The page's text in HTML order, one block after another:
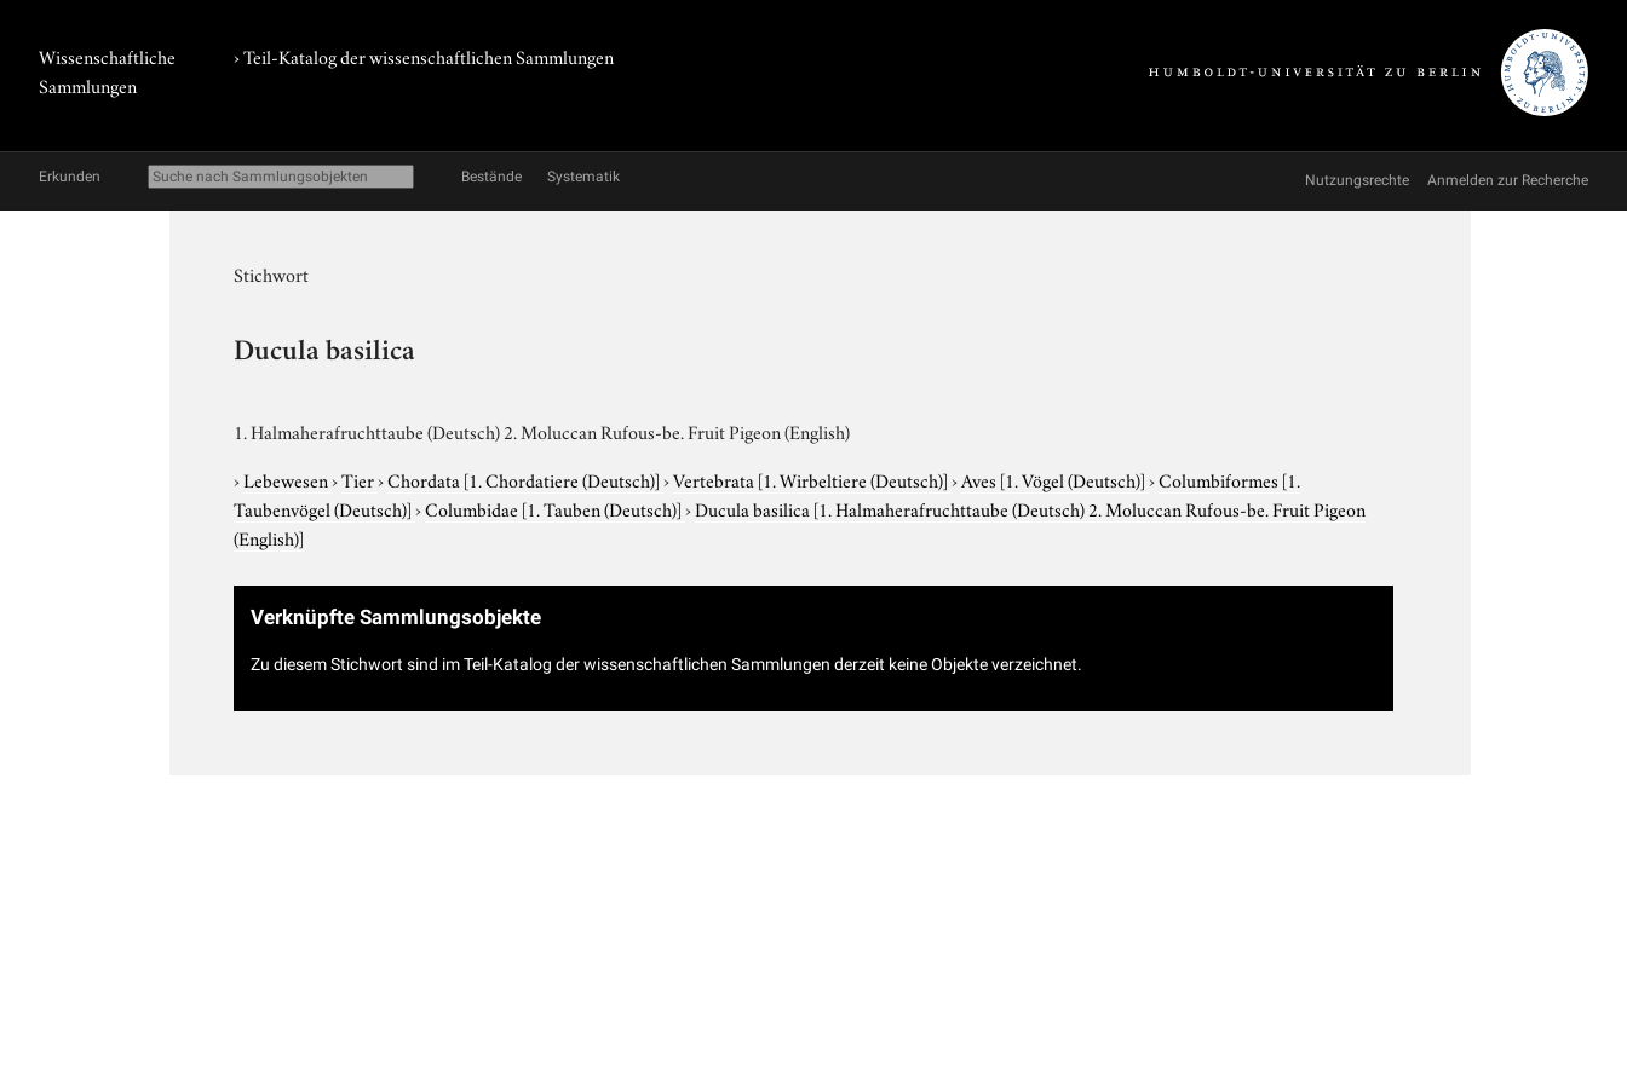
Wissenschaftliche
Sammlungen
› Teil-Katalog der wissenschaftlichen Sammlungen
Erkunden Bestände Systematik Nutzungsrechte Anmelden zur Recherche
Stichwort
Ducula basilica
1. Halmaherafruchttaube (Deutsch) 2. Moluccan Rufous-be. Fruit Pigeon (English)
›Lebewesen›Tier›Chordata [1. Chordatiere (Deutsch)]›Vertebrata [1. Wirbeltiere (Deutsch)]›Aves [1. Vögel (Deutsch)]›Columbiformes [1.
Taubenvögel (Deutsch)]›Columbidae [1. Tauben (Deutsch)]›Ducula basilica [1. Halmaherafruchttaube (Deutsch) 2. Moluccan Rufous-be. Fruit Pigeon
(English)]
Verknüpfte Sammlungsobjekte
Zu diesem Stichwort sind im Teil-Katalog der wissenschaftlichen Sammlungen derzeit keine Objekte verzeichnet.